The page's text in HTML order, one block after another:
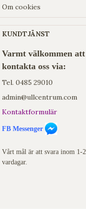
Om cookies
KUNDTJÄNST
Varmt välkommen att
kontakta oss via:
Tel. 0485 29010
admin@ullcentrum.com
Kontaktformulär
FB Messenger
Vårt mål är att svara inom 1-2
vardagar.